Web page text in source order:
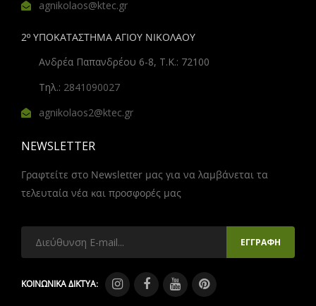
agnikolaos@ktec.gr
2º ΥΠΟΚΑΤΑΣΤΗΜΑ ΑΓΙΟΥ ΝΙΚΟΛΑΟΥ
Ανδρέα Παπανδρέου 6-8, Τ.Κ.: 72100
Τηλ.: 2841090027
agnikolaos2@ktec.gr
NEWSLETTER
Γραφτείτε στο Newsletter μας για να λαμβάνεται τα
τελευταία νέα και προσφορές μας
ΚΟΙΝΩΝΙΚΑ ΔΙΚΤΥΑ: